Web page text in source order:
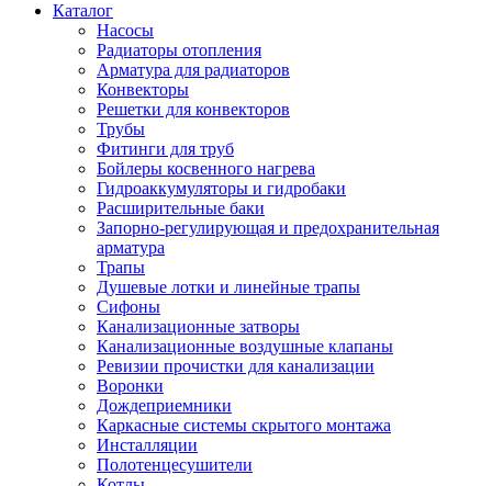
Каталог
Насосы
Радиаторы отопления
Арматура для радиаторов
Конвекторы
Решетки для конвекторов
Трубы
Фитинги для труб
Бойлеры косвенного нагрева
Гидроаккумуляторы и гидробаки
Расширительные баки
Запорно-регулирующая и предохранительная
арматура
Трапы
Душевые лотки и линейные трапы
Сифоны
Канализационные затворы
Канализационные воздушные клапаны
Ревизии прочистки для канализации
Воронки
Дождеприемники
Каркасные системы скрытого монтажа
Инсталляции
Полотенцесушители